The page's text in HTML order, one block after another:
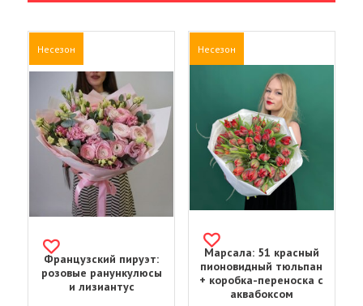
Несезон
Французский пируэт:
розовые ранункулюсы
и лизиантус
Несезон
Марсала: 51 красный
пионовидный тюльпан
+ коробка-переноска с
аквабоксом